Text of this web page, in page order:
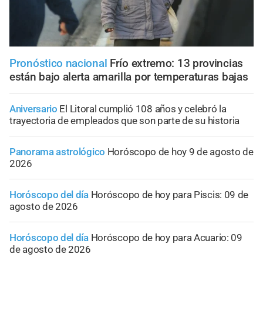
Pronóstico nacional Frío extremo: 13 provincias
están bajo alerta amarilla por temperaturas bajas
Aniversario El Litoral cumplió 108 años y celebró la
trayectoria de empleados que son parte de su historia
Panorama astrológico Horóscopo de hoy 9 de agosto de
2026
Horóscopo del día Horóscopo de hoy para Piscis: 09 de
agosto de 2026
Horóscopo del día Horóscopo de hoy para Acuario: 09
de agosto de 2026